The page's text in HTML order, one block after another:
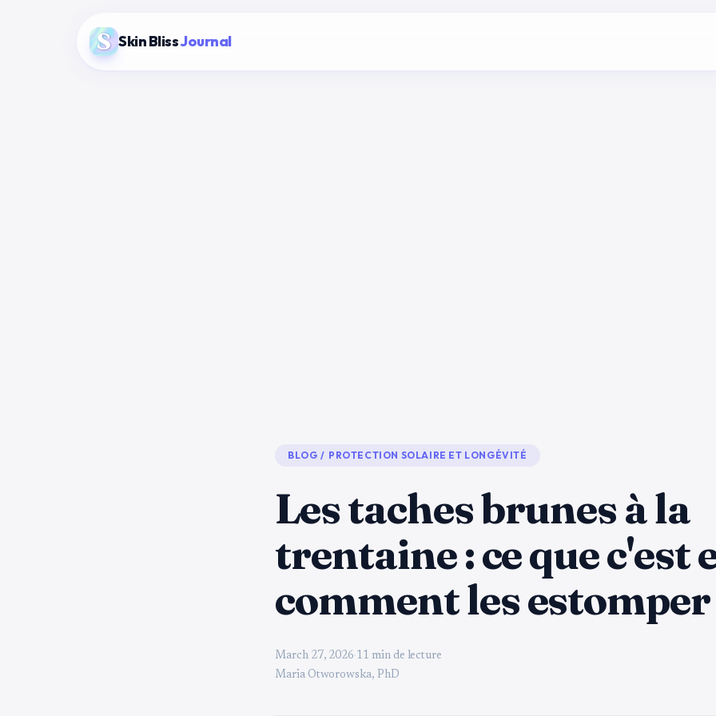
Skin BlissJournal
BLOG / PROTECTION SOLAIRE ET LONGÉVITÉ
Les taches brunes à la
trentaine : ce que c'est
comment les estomper
March 27, 2026· 11 min de lecture
Maria Otworowska, PhD